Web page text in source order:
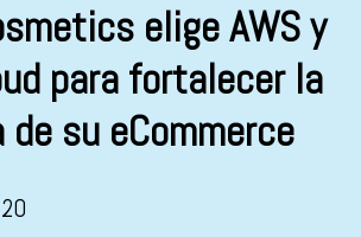
elige AWS y
para fortalecer la
su eCommerce